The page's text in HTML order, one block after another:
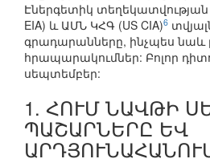
Էներգետիկ տեղեկատվության
EIA) և ԱՄՆ ԿՀԳ (US CIA)6
գրադարանները, ինչպես նաև
հրապարակումներ: Բոլոր
սեպտեմբեր:
1. ՀՈՒՄ ՆԱՎԹԻ
ՊԱՇԱՐՆԵՐԸ ԵՎ